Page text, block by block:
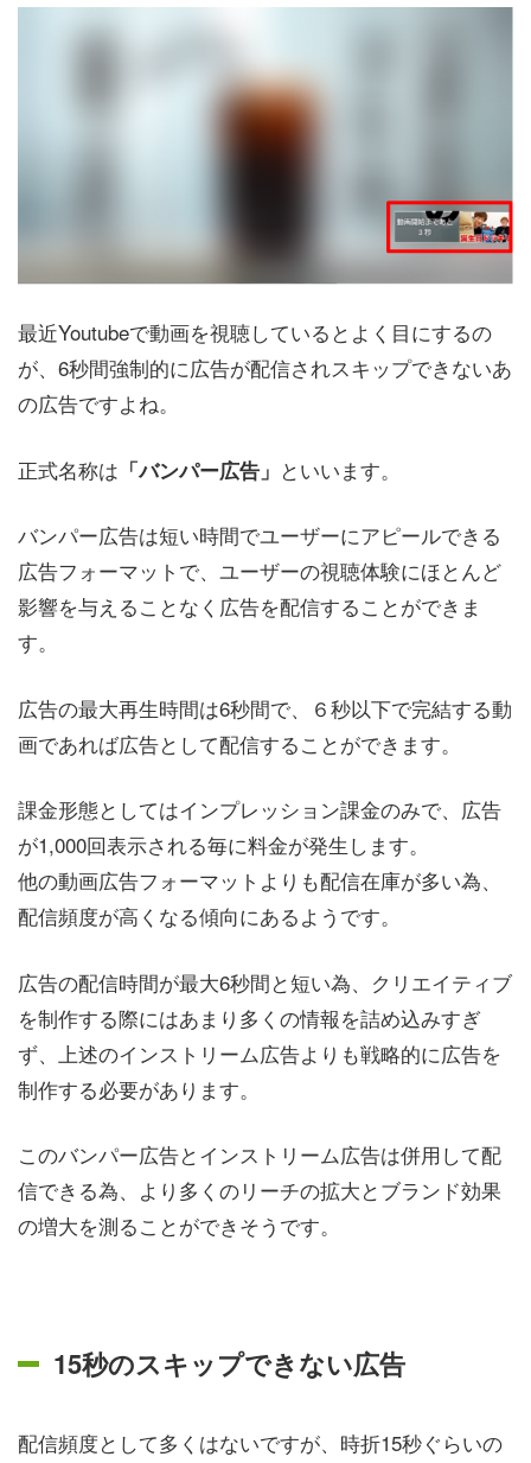
最近Youtubeで動画を視聴しているとよく目にするの
が、6秒間強制的に広告が配信されスキップできないあ
の広告ですよね。
正式名称は 「バンパー広告」 といいます。
バンパー広告は短い時間でユーザーにアピールできる
広告フォーマットで、ユーザーの視聴体験にほとんど
影響を与えることなく広告を配信することができま
す。
広告の最大再生時間は6秒間で、６秒以下で完結する動
画であれば広告として配信することができます。
課金形態としてはインプレッション課金のみで、広告
が1,000回表示される毎に料金が発生します。
他の動画広告フォーマットよりも配信在庫が多い為、
配信頻度が高くなる傾向にあるようです。
広告の配信時間が最大6秒間と短い為、クリエイティブ
を制作する際にはあまり多くの情報を詰め込みすぎ
ず、上述のインストリーム広告よりも戦略的に広告を
制作する必要があります。
このバンパー広告とインストリーム広告は併用して配
信できる為、より多くのリーチの拡大とブランド効果
の増大を測ることができそうです。
15秒のスキップできない広告
配信頻度として多くはないですが、時折15秒ぐらいの